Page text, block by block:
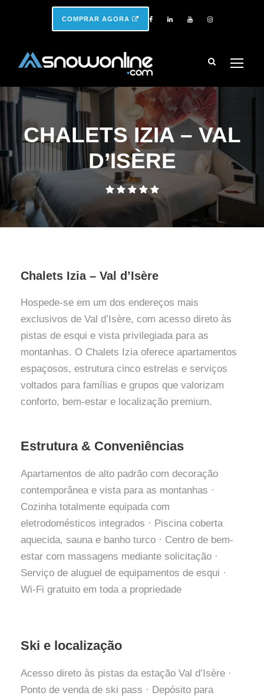
COMPRAR AGORA
CHALETS IZIA – VAL
D’ISÈRE
Chalets Izia – Val d’Isère
Hospede-se em um dos endereços mais
exclusivos de Val d’Isère, com acesso direto às
pistas de esqui e vista privilegiada para as
montanhas. O Chalets Izia oferece apartamentos
espaçosos, estrutura cinco estrelas e serviços
voltados para famílias e grupos que valorizam
conforto, bem-estar e localização premium.
Estrutura & Conveniências
Apartamentos de alto padrão com decoração
contemporânea e vista para as montanhas ·
Cozinha totalmente equipada com
eletrodomésticos integrados · Piscina coberta
aquecida, sauna e banho turco · Centro de bem-
estar com massagens mediante solicitação ·
Serviço de aluguel de equipamentos de esqui ·
Wi-Fi gratuito em toda a propriedade
Ski e localização
Acesso direto às pistas da estação Val d’Isère ·
Ponto de venda de ski pass · Depósito para